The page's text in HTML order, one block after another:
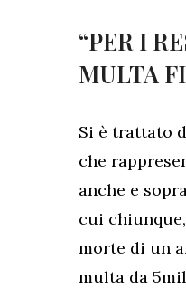
“PER I
MULTA
Si è trattato
che
anche e
cui
morte di un
multa da